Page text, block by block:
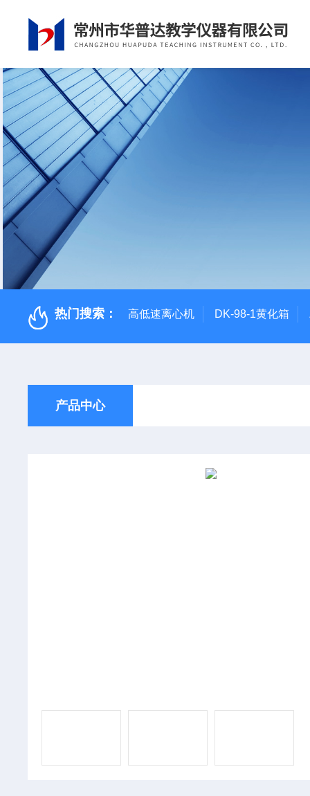
热门搜索： 高低速离心机 DK-98-1黄化箱
产品中心